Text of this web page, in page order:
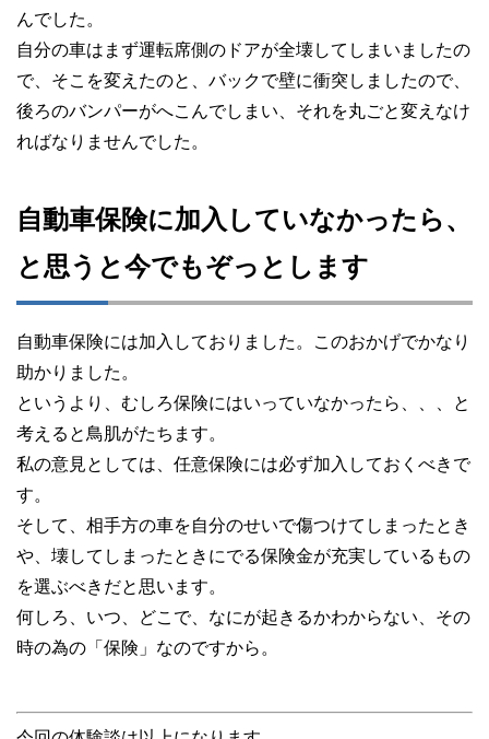
んでした。
自分の車はまず運転席側のドアが全壊してしまいましたの
で、そこを変えたのと、バックで壁に衝突しましたので、
後ろのバンパーがへこんでしまい、それを丸ごと変えなけ
ればなりませんでした。
自動車保険に加入していなかったら、
と思うと今でもぞっとします
自動車保険には加入しておりました。このおかげでかなり
助かりました。
というより、むしろ保険にはいっていなかったら、、、と
考えると鳥肌がたちます。
私の意見としては、任意保険には必ず加入しておくべきで
す。
そして、相手方の車を自分のせいで傷つけてしまったとき
や、壊してしまったときにでる保険金が充実しているもの
を選ぶべきだと思います。
何しろ、いつ、どこで、なにが起きるかわからない、その
時の為の「保険」なのですから。